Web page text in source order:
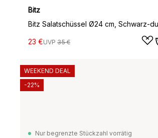
Bitz
23 €UVP 35 €
Nur begrenzte Stückzahl vorrätig
WEEKEND DEAL
-22%